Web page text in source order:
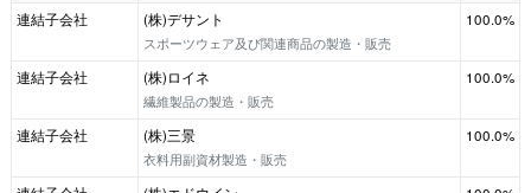
連結子会社
(株)デサント
スポーツウェア及び関連商品の製造・販売
100.0%
連結子会社
(株)ロイネ
繊維製品の製造・販売
100.0%
連結子会社
(株)三景
衣料用副資材製造・販売
100.0%